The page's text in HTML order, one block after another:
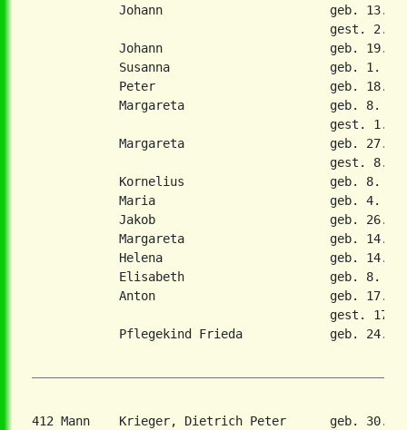
Johann                       geb. 13.
gest. 2.
Johann                       geb. 19.
Susanna                      geb. 1.
Peter                        geb. 18.
Margareta                    geb. 8.
gest. 1.
Margareta                    geb. 27.
gest. 8.
Kornelius                    geb. 8.
Maria                        geb. 4.
Jakob                        geb. 26.
Margareta                    geb. 14.
Helena                       geb. 14.
Elisabeth                    geb. 8.
Anton                        geb. 17.
gest. 17.
Pflegekind Frieda            geb. 24.
412 Mann    Krieger, Dietrich Peter      geb. 30.